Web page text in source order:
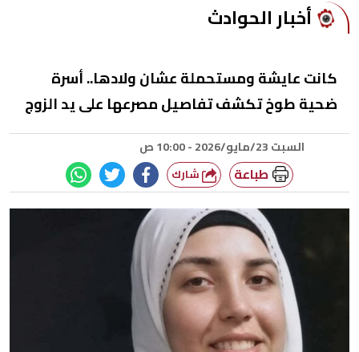
أخبار الحوادث
كانت عايشة ومستحملة عشان ولادها.. أسرة
ضحية طوخ تكشف تفاصيل مصرعها على يد الزوج
السبت 23/مايو/2026 - 10:00 ص
طباعة